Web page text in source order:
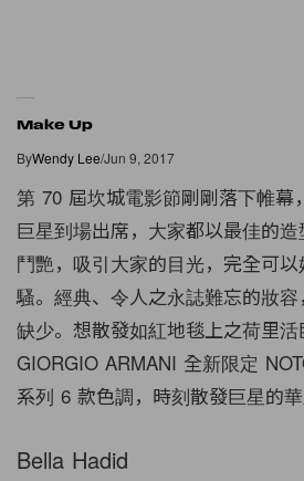
Make Up
ByWendy Lee/Jun 9, 2017
第 70 屆坎城電影節剛剛落下帷幕
巨星到場出席，大家都以最佳的
鬥艷，吸引大家的目光，完全可
騷。經典、令人之永誌難忘的妝
缺少。想散發如紅地毯上之荷里活
GIORGIO ARMANI 全新限定
系列 6 款色調，時刻散發巨星的華
Bella Hadid